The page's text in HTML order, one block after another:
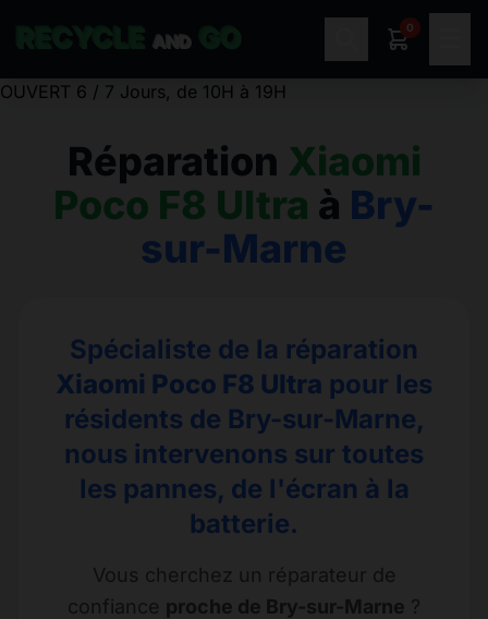
AND
0
OUVERT 6 / 7 Jours, de 10H à 19H
Réparation Xiaomi
Poco F8 Ultra à Bry-
sur-Marne
Spécialiste de la réparation
Xiaomi Poco F8 Ultra pour les
résidents de Bry-sur-Marne,
nous intervenons sur toutes
les pannes, de l'écran à la
batterie.
Vous cherchez un réparateur de
confiance proche de Bry-sur-Marne ?